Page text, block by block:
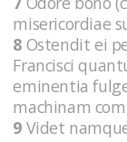
misericordiae
8 Ostendit ei
Francisci
eminentia
machinam
9 Videt